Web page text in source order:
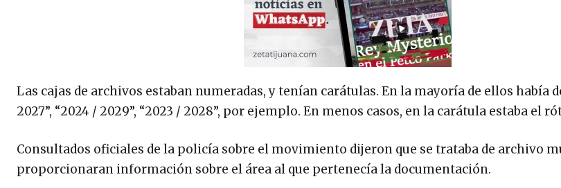
Las cajas de archivos estaban numeradas, y tenían carátulas. En la mayoría de ellos había
2027”, “2024 / 2029”, “2023 / 2028”, por ejemplo. En menos casos, en la carátula estaba el
Consultados oficiales de la policía sobre el movimiento dijeron que se trataba de archivo
proporcionaran información sobre el área al que pertenecía la documentación.